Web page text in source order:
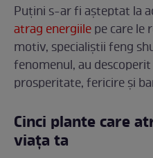
Puțini s-ar fi așteptat la
atrag energiilepe care le
motiv, specialiștii feng
fenomenul, au
prosperitate, fericire și
Cinci plante care
viața ta